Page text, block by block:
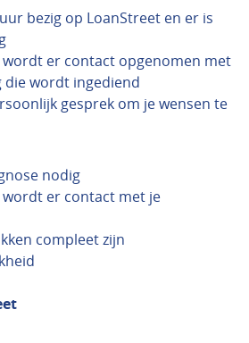
bezig op LoanStreet en er is
wordt er contact opgenomen met
die wordt ingediend
gesprek om je wensen te
nodig
er contact met je
compleet zijn